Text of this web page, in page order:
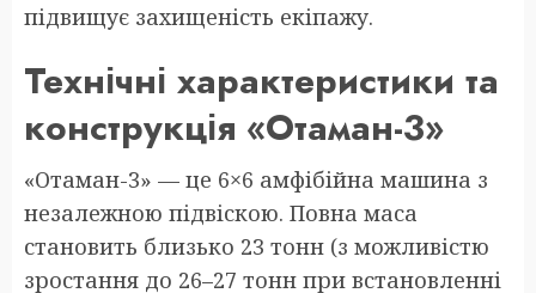
підвищує захищеність екіпажу.
Технічні характеристики та
конструкція «Отаман-3»
«Отаман-3» — це 6×6 амфібійна машина з
незалежною підвіскою. Повна маса
становить близько 23 тонн (з можливістю
зростання до 26–27 тонн при встановленні